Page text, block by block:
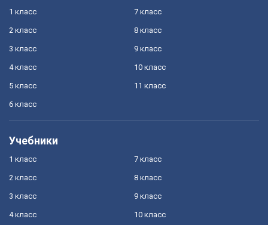
1 класс
2 класс
3 класс
4 класс
5 класс
6 класс
7 класс
8 класс
9 класс
10 класс
11 класс
Учебники
1 класс
2 класс
3 класс
4 класс
7 класс
8 класс
9 класс
10 класс